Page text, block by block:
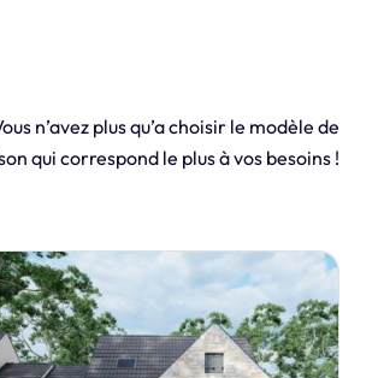
n’avez plus qu’a choisir le modèle de
qui correspond le plus à vos besoins !